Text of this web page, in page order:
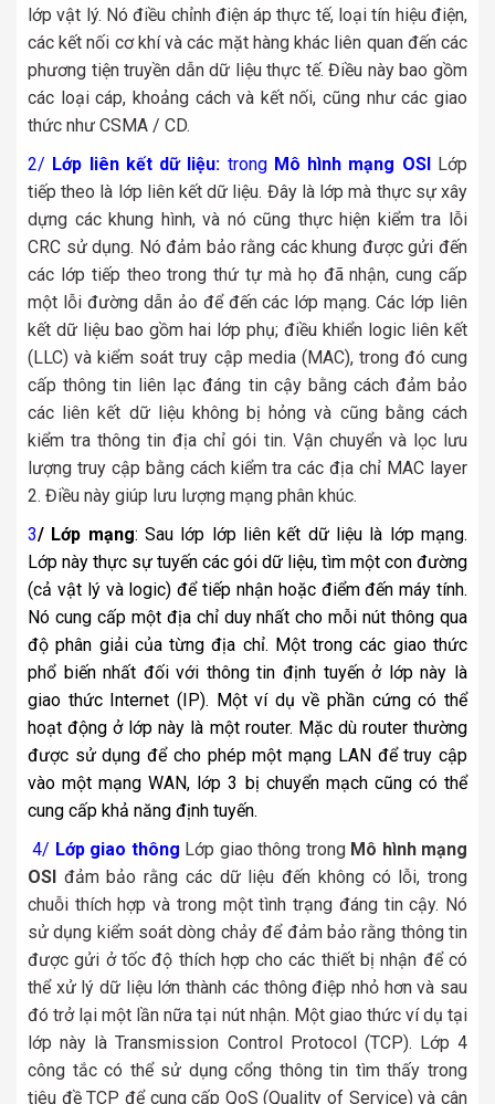
lớp vật lý. Nó điều chỉnh điện áp thực tế, loại tín hiệu điện,
các kết nối cơ khí và các mặt hàng khác liên quan đến các
phương tiện truyền dẫn dữ liệu thực tế. Điều này bao gồm
các loại cáp, khoảng cách và kết nối, cũng như các giao
thức như CSMA / CD.
2/ Lớp liên kết dữ liệu: trong Mô hình mạng OSI
Lớp
tiếp theo là lớp liên kết dữ liệu. Đây là lớp mà thực sự xây
dựng các khung hình, và nó cũng thực hiện kiểm tra lỗi
CRC sử dụng. Nó đảm bảo rằng các khung được gửi đến
các lớp tiếp theo trong thứ tự mà họ đã nhận, cung cấp
một lỗi đường dẫn ảo để đến các lớp mạng. Các lớp liên
kết dữ liệu bao gồm hai lớp phụ; điều khiển logic liên kết
(LLC) và kiểm soát truy cập media (MAC), trong đó cung
cấp thông tin liên lạc đáng tin cậy bằng cách đảm bảo
các liên kết dữ liệu không bị hỏng và cũng bằng cách
kiểm tra thông tin địa chỉ gói tin. Vận chuyển và lọc lưu
lượng truy cập bằng cách kiểm tra các địa chỉ MAC layer
2. Điều này giúp lưu lượng mạng phân khúc.
3/ Lớp mạng:Sau lớp lớp liên kết dữ liệu là lớp mạng.
Lớp này thực sự tuyến các gói dữ liệu, tìm một con đường
(cả vật lý và logic) để tiếp nhận hoặc điểm đến máy tính.
Nó cung cấp một địa chỉ duy nhất cho mỗi nút thông qua
độ phân giải của từng địa chỉ. Một trong các giao thức
phổ biến nhất đối với thông tin định tuyến ở lớp này là
giao thức Internet (IP). Một ví dụ về phần cứng có thể
hoạt động ở lớp này là một router. Mặc dù router thường
được sử dụng để cho phép mộtmạng LAN để truy cập
vào mộtmạng WAN, lớp 3 bị chuyển mạch cũng có thể
cung cấp khả năng định tuyến.
4/ Lớp giao thông Lớp giao thông trong Mô hình mạng
OSI đảm bảo rằng các dữ liệu đến không có lỗi, trong
chuỗi thích hợp và trong một tình trạng đáng tin cậy. Nó
sử dụng kiểm soát dòng chảy để đảm bảo rằng thông tin
được gửi ở tốc độ thích hợp cho các thiết bị nhận để có
thể xử lý dữ liệu lớn thành các thông điệp nhỏ hơn và sau
đó trở lại một lần nữa tại nút nhận. Một giao thức ví dụ tại
lớp này là Transmission Control Protocol (TCP). Lớp 4
công tắc có thể sử dụng cổng thông tin tìm thấy trong
tiêu đề TCP để cung cấp QoS (Quality of Service) và cân